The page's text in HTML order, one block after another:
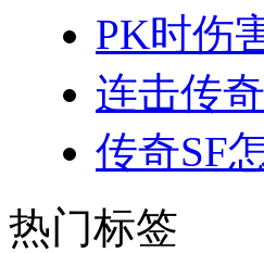
PK时伤
连击传
传奇SF
热门标签